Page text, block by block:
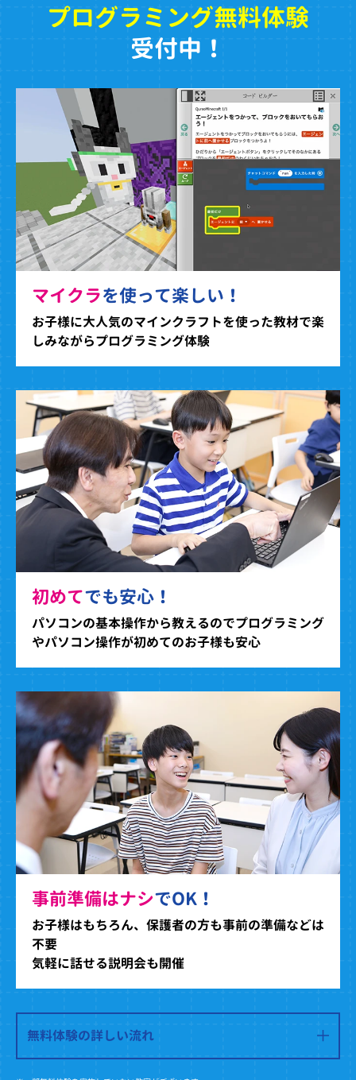
プログラミング無料体験
受付中！
マイクラを使って楽しい！
お子様に大人気のマインクラフトを使った教材で楽
しみながらプログラミング体験
初めてでも安心！
パソコンの基本操作から教えるのでプログラミング
やパソコン操作が初めてのお子様も安心
事前準備はナシでOK！
お子様はもちろん、保護者の方も事前の準備などは
不要
気軽に話せる説明会も開催
無料体験の詳しい流れ